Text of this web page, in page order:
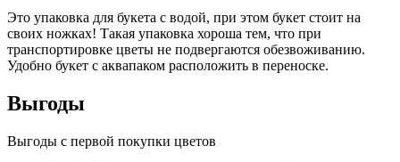
Это упаковка для букета с водой, при этом букет стоит на
своих ножках! Такая упаковка хороша тем, что при
транспортировке цветы не подвергаются обезвоживанию.
Удобно букет с аквапаком расположить в переноске.
Выгоды
Выгоды с первой покупки цветов